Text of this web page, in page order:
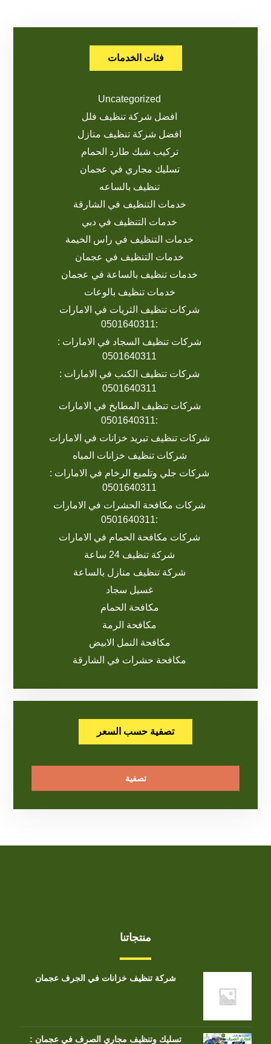
فئات الخدمات
Uncategorized
افضل شركة تنظيف فلل
افضل شركة تنظيف منازل
تركيب شبك طارد الحمام
تسليك مجاري في عجمان
تنظيف بالساعه
خدمات التنظيف في الشارقة
خدمات التنظيف في دبي
خدمات التنظيف في راس الخيمة
خدمات التنظيف في عجمان
خدمات تنظيف بالساعة في عجمان
خدمات تنظيف بالوعات
شركات تنظيف الثريات في الامارات
:0501640311
شركات تنظيف السجاد في الامارات :
0501640311
شركات تنظيف الكنب في الامارات :
0501640311
شركات تنظيف المطابخ في الامارات
:0501640311
شركات تنظيف تبريد خزانات في الامارات
شركات تنظيف خزانات المياه
شركات جلي وتلميع الرخام في الامارات :
0501640311
شركات مكافحة الحشرات في الامارات
:0501640311
شركات مكافحة الحمام في الامارات
شركة تنظيف 24 ساعة
شركة تنظيف منازل بالساعة
غسيل سجاد
مكافحة الحمام
مكافحة الرمة
مكافحة النمل الابيض
مكافحة حشرات في الشارقة
تصفية حسب السعر
تصفية
منتجاتنا
شركة تنظيف خزانات في الجرف عجمان
تسليك وتنظيف مجاري الصرف في عجمان :